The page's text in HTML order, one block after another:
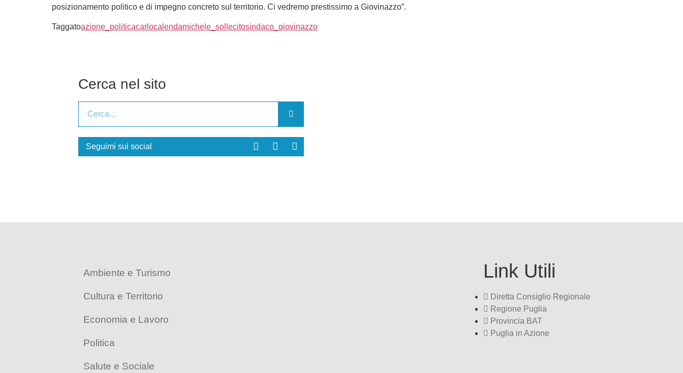
posizionamento politico e di impegno concreto sul territorio. Ci vedremo prestissimo a Giovinazzo”.
Taggatoazione_politicacarlocalendamichele_sollecitosindaco_giovinazzo
Cerca nel sito
Seguimi sui social
Ambiente e Turismo
Cultura e Territorio
Economia e Lavoro
Politica
Salute e Sociale
Link Utili
Diretta Consiglio Regionale
Regione Puglia
Provincia BAT
Puglia in Azione